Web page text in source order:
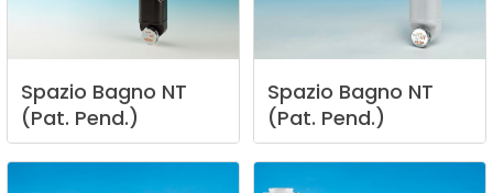
Spazio Bagno NT
(Pat. Pend.)
Spazio Bagno NT
(Pat. Pend.)